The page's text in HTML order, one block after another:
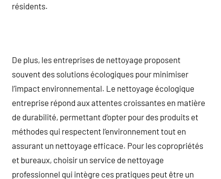
résidents.
De plus, les entreprises de nettoyage proposent
souvent des solutions écologiques pour minimiser
l’impact environnemental. Le nettoyage écologique
entreprise répond aux attentes croissantes en matière
de durabilité, permettant d’opter pour des produits et
méthodes qui respectent l’environnement tout en
assurant un nettoyage efficace. Pour les copropriétés
et bureaux, choisir un service de nettoyage
professionnel qui intègre ces pratiques peut être un